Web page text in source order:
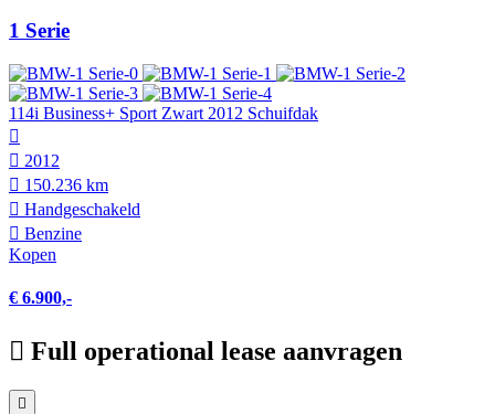
1 Serie
114i Business+ Sport Zwart 2012 Schuifdak
2012
150.236 km
Hand­geschakeld
Benzine
Kopen
€ 6.900,-
Full operational lease aanvragen